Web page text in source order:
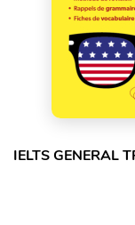
IELTS GENERAL